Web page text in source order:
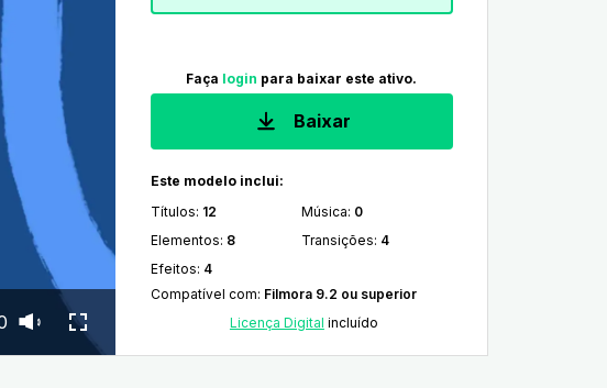
Faça login para baixar este ativo.
Baixar
Este modelo inclui:
Títulos: 12 Música: 0
Elementos: 8 Transições: 4
Efeitos: 4
Compatível com: Filmora 9.2 ou superior
Licença Digital incluído